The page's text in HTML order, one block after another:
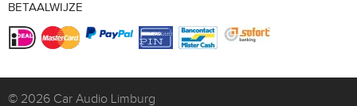
BETAALWIJZE
© 2026 Car Audio Limburg